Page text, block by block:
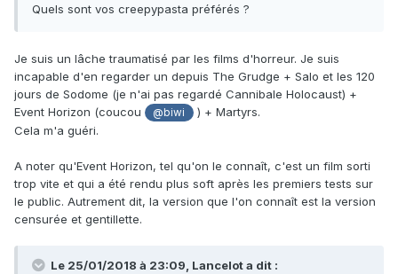
Quels sont vos creepypasta préférés ?
Je suis un lâche traumatisé par les films d'horreur. Je suis
incapable d'en regarder un depuis The Grudge + Salo et les 120
jours de Sodome (je n'ai pas regardé Cannibale Holocaust) +
Event Horizon (coucou
@biwi
) + Martyrs.
Cela m'a guéri.
A noter qu'Event Horizon, tel qu'on le connaît, c'est un film sorti
trop vite et qui a été rendu plus soft après les premiers tests sur
le public. Autrement dit, la version que l'on connaît est la version
censurée et gentillette.
Le 25/01/2018 à 23:09, Lancelot a dit :